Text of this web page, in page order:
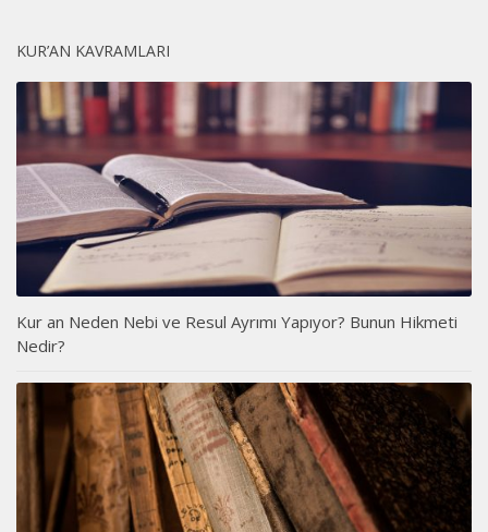
KUR’AN KAVRAMLARI
Kur an Neden Nebi ve Resul Ayrımı Yapıyor? Bunun Hikmeti
Nedir?